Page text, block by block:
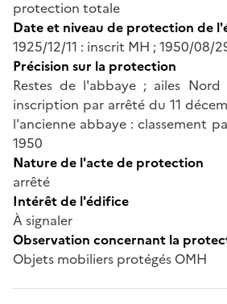
protection totale
Date et niveau de protection de
1925/12/11 : inscrit MH ; 1950/08/
Précision sur la protection
Restes de l'abbaye ; ailes
inscription par arrêté du 11
l'ancienne abbaye : classement
1950
Nature de l'acte de protection
arrêté
Intérêt de l'édifice
À signaler
Observation concernant la
Objets mobiliers protégés OMH